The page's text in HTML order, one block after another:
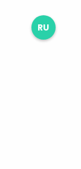
RU